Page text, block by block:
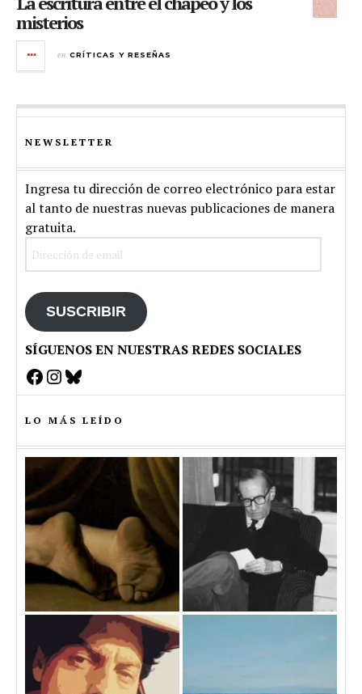
misterios
en CRÍTICAS Y RESEÑAS
NEWSLETTER
Ingresa tu dirección de correo electrónico para estar
al tanto de nuestras nuevas publicaciones de manera
gratuita.
SUSCRIBIR
SÍGUENOS EN NUESTRAS REDES SOCIALES
Facebook
Instagram
Bluesky
LO MÁS LEÍDO